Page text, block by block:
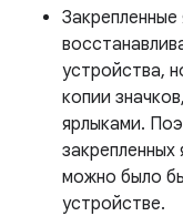
устройства,
копии
ярлыками.
можно было
устройстве.